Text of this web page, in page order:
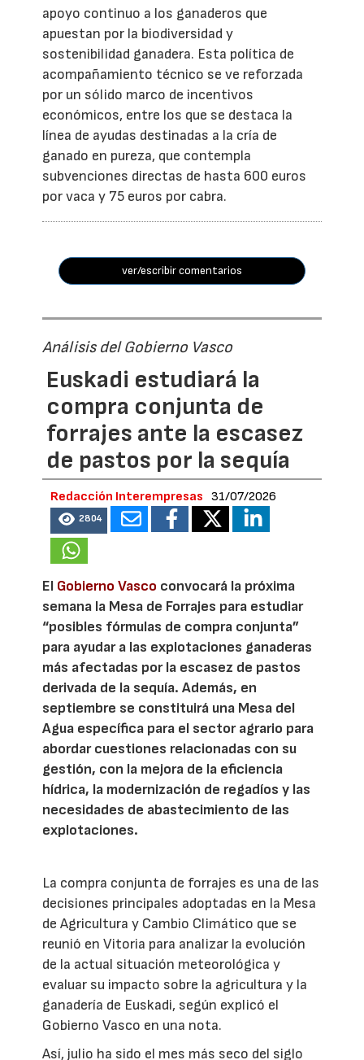
apoyo continuo a los ganaderos que
apuestan por la biodiversidad y
sostenibilidad ganadera. Esta política de
acompañamiento técnico se ve reforzada
por un sólido marco de incentivos
económicos, entre los que se destaca la
línea de ayudas destinadas a la cría de
ganado en pureza, que contempla
subvenciones directas de hasta 600 euros
por vaca y 75 euros por cabra.
ver/escribir comentarios
Análisis del Gobierno Vasco
Euskadi estudiará la
compra conjunta de
forrajes ante la escasez
de pastos por la sequía
Redacción Interempresas 31/07/2026
2804
El Gobierno Vasco convocará la próxima
semana la Mesa de Forrajes para estudiar
“posibles fórmulas de compra conjunta”
para ayudar a las explotaciones ganaderas
más afectadas por la escasez de pastos
derivada de la sequía. Además, en
septiembre se constituirá una Mesa del
Agua específica para el sector agrario para
abordar cuestiones relacionadas con su
gestión, con la mejora de la eficiencia
hídrica, la modernización de regadíos y las
necesidades de abastecimiento de las
explotaciones.
La compra conjunta de forrajes es una de las
decisiones principales adoptadas en la Mesa
de Agricultura y Cambio Climático que se
reunió en Vitoria para analizar la evolución
de la actual situación meteorológica y
evaluar su impacto sobre la agricultura y la
ganadería de Euskadi, según explicó el
Gobierno Vasco en una nota.
Así, julio ha sido el mes más seco del siglo